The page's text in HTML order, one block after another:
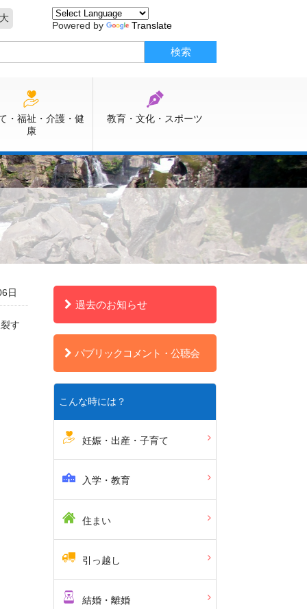
Powered by Translate
・福祉・介護・健
康
教育・文化・スポーツ
日
す
過去のお知らせ
パブリックコメント・公聴会
こんな時には？
妊娠・出産・子育て
入学・教育
住まい
引っ越し
結婚・離婚